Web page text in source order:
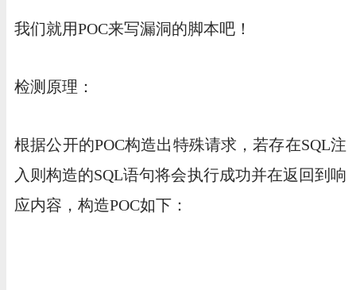
我们就用POC来写漏洞的脚本吧！
检测原理：
根据公开的POC构造出特殊请求，若存在SQL注
入则构造的SQL语句将会执行成功并在返回到响
应内容，构造POC如下：